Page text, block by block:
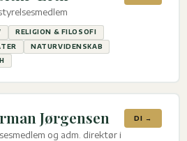
RELIGION & FILOSOFI
NATURVIDENSKAB
Jørgensen
og adm. direktør i
DI →